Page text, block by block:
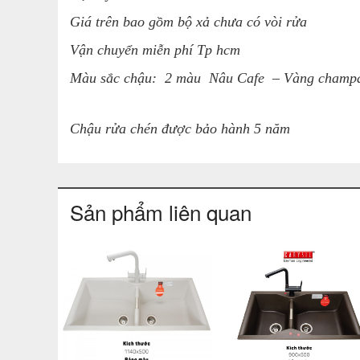
Giá trên bao gồm bộ xả chưa có vòi rửa
Vận chuyển miễn phí Tp hcm
Màu sắc chậu: 2 màu Nâu Cafe – Vàng
Chậu rửa chén được bảo hành 5 năm
Sản phẩm liên quan